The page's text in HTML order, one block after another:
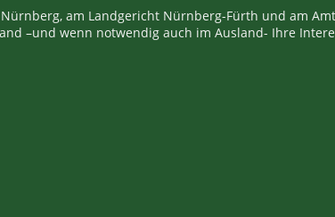
am Landgericht Nürnberg-Fürth und am
–und wenn notwendig auch im Ausland- Ihre